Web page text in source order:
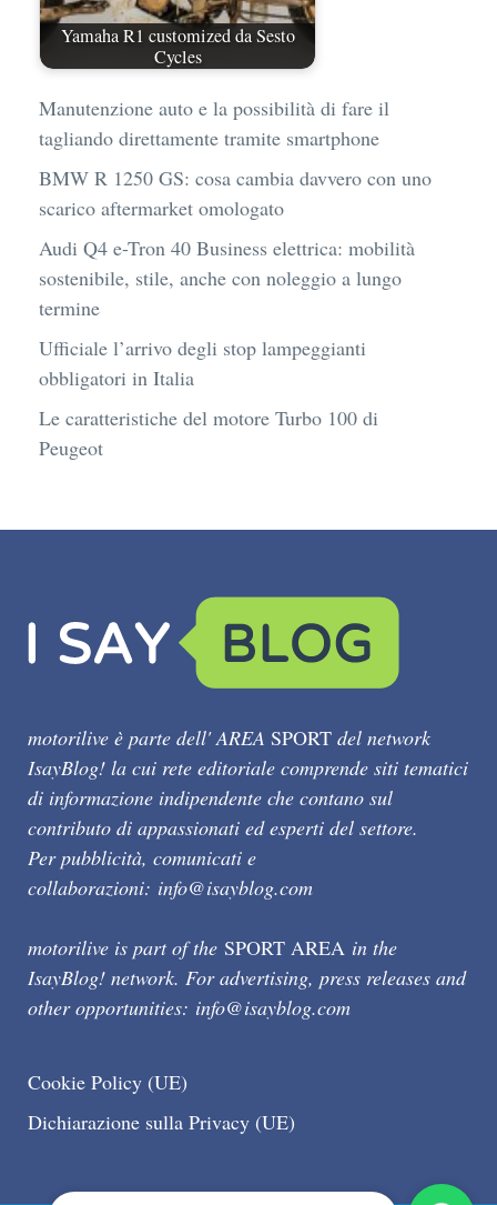
Yamaha R1 customized da Sesto
Cycles
Manutenzione auto e la possibilità di fare il
tagliando direttamente tramite smartphone
BMW R 1250 GS: cosa cambia davvero con uno
scarico aftermarket omologato
Audi Q4 e-Tron 40 Business elettrica: mobilità
sostenibile, stile, anche con noleggio a lungo
termine
Ufficiale l’arrivo degli stop lampeggianti
obbligatori in Italia
Le caratteristiche del motore Turbo 100 di
Peugeot
motorilive è parte dell' AREA SPORT del network
IsayBlog! la cui rete editoriale comprende siti tematici
di informazione indipendente che contano sul
contributo di appassionati ed esperti del settore.
Per pubblicità, comunicati e
collaborazioni: info@isayblog.com
motorilive is part of the SPORT AREA in the
IsayBlog! network. For advertising, press releases and
other opportunities: info@isayblog.com
Cookie Policy (UE)
Dichiarazione sulla Privacy (UE)